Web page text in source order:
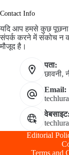
Contact Info
यदि आप हमसे कुछ पूछना
संपर्क करने में संकोच न
मौजूद है।
पता:
छावनी,
Email:
वेबसाइट:
Editorial
Terms and